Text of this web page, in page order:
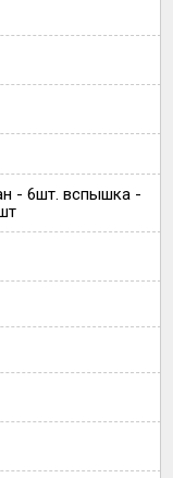
- 6шт. вспышка -